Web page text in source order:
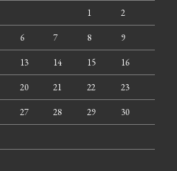
1 2
6 7 8 9
13 14 15 16
20 21 22 23
27 28 29 30